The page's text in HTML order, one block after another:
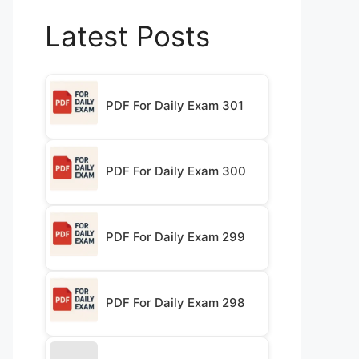
Latest Posts
PDF For Daily Exam 301
PDF For Daily Exam 300
PDF For Daily Exam 299
PDF For Daily Exam 298